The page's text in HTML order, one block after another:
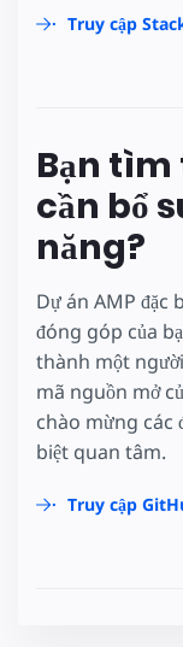
Truy cập
Bạn tìm
cần bổ
năng?
Dự án AMP đặc
đóng góp của
thành một
mã nguồn mở
chào mừng các
biệt quan tâm.
Truy cập